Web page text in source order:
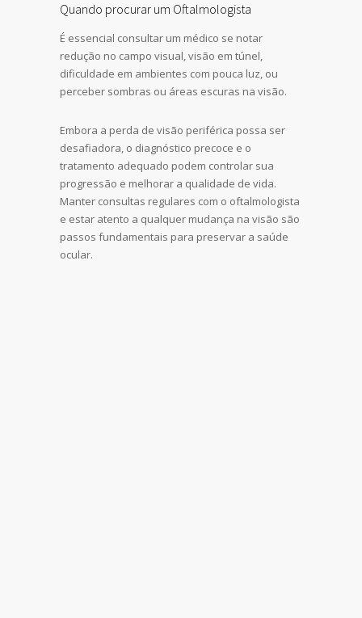
Quando procurar um Oftalmologista
É essencial consultar um médico se notar
redução no campo visual, visão em túnel,
dificuldade em ambientes com pouca luz, ou
perceber sombras ou áreas escuras na visão.
Embora a perda de visão periférica possa ser
desafiadora, o diagnóstico precoce e o
tratamento adequado podem controlar sua
progressão e melhorar a qualidade de vida.
Manter consultas regulares com o oftalmologista
e estar atento a qualquer mudança na visão são
passos fundamentais para preservar a saúde
ocular.